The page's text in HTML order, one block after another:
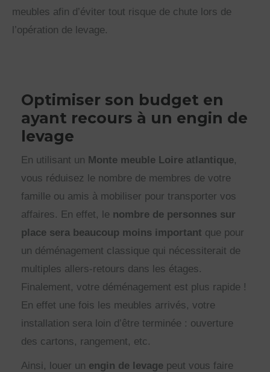
meubles afin d’éviter tout risque de chute lors de
l’opération de levage.
Optimiser son budget en
ayant recours à un engin de
levage
En utilisant un Monte meuble Loire atlantique,
vous réduisez le nombre de membres de votre
famille ou amis à mobiliser pour transporter vos
affaires. En effet, le nombre de personnes sur
place sera beaucoup moins important que pour
un déménagement classique qui nécessiterait de
multiples allers-retours dans les étages.
Finalement, votre déménagement est plus rapide !
En effet une fois les meubles arrivés, votre
installation sera loin d’être terminée : ouverture
des cartons, rangement, etc.
Ainsi, louer un engin de levage peut vous faire